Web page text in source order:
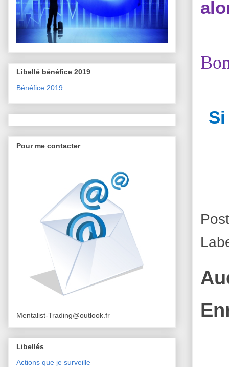
Libellé bénéfice 2019
Bénéfice 2019
Pour me contacter
Mentalist-Trading@outlook.fr
Libellés
Actions que je surveille